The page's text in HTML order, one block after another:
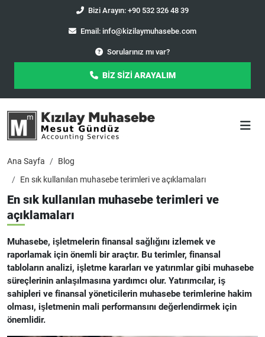
Bizi Arayın: +90 532 326 48 39
Email: info@kizilaymuhasebe.com
Sorularınız mı var?
BİZ SİZİ ARAYALIM
Ana Sayfa
Blog
En sık kullanılan muhasebe terimleri ve açıklamaları
En sık kullanılan muhasebe terimleri ve
açıklamaları
Muhasebe, işletmelerin finansal sağlığını izlemek ve
raporlamak için önemli bir araçtır. Bu terimler, finansal
tabloların analizi, işletme kararları ve yatırımlar gibi muhasebe
süreçlerinin anlaşılmasına yardımcı olur. Yatırımcılar, iş
sahipleri ve finansal yöneticilerin muhasebe terimlerine hakim
olması, işletmenin mali performansını değerlendirmek için
önemlidir.